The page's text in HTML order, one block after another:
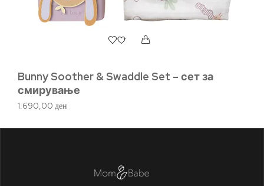
Bunny Soother & Swaddle Set – сет за
смирување
1.690,00 ден